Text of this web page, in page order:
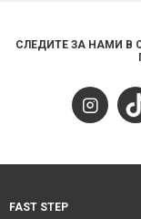
СЛЕДИТЕ ЗА НАМИ В
FAST STEP